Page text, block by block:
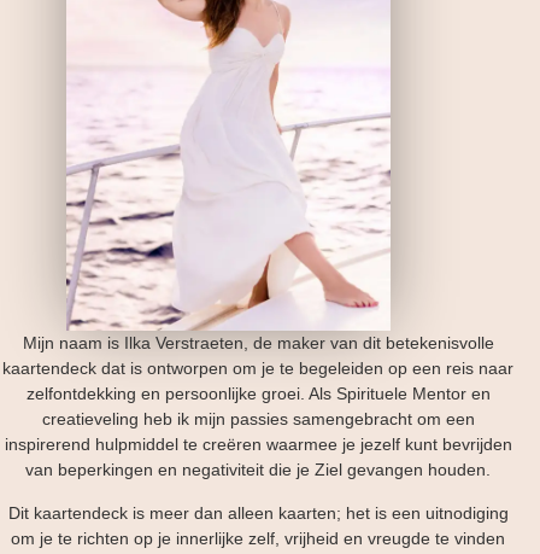
Mijn naam is Ilka Verstraeten, de maker van dit betekenisvolle
kaartendeck dat is ontworpen om je te begeleiden op een reis naar
zelfontdekking en persoonlijke groei. Als Spirituele Mentor en
creatieveling heb ik mijn passies samengebracht om een
inspirerend hulpmiddel te creëren waarmee je jezelf kunt bevrijden
van beperkingen en negativiteit die je Ziel gevangen houden.
Dit kaartendeck is meer dan alleen kaarten; het is een uitnodiging
om je te richten op je innerlijke zelf, vrijheid en vreugde te vinden